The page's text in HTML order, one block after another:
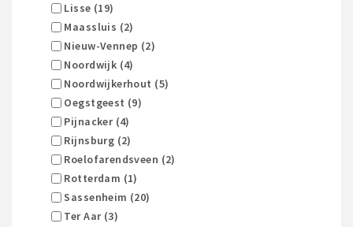
Lisse (19)
Maassluis (2)
Nieuw-Vennep (2)
Noordwijk (4)
Noordwijkerhout (5)
Oegstgeest (9)
Pijnacker (4)
Rijnsburg (2)
Roelofarendsveen (2)
Rotterdam (1)
Sassenheim (20)
Ter Aar (3)